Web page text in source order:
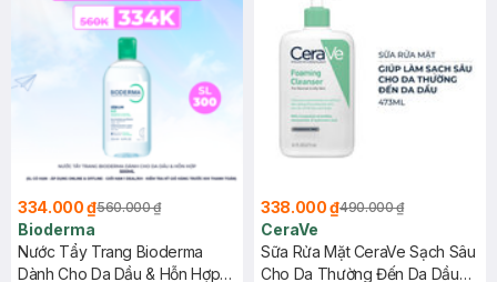
334.000 ₫560.000 ₫
Bioderma
Nước Tẩy Trang Bioderma
Dành Cho Da Dầu & Hỗn Hợp
338.000 ₫490.000 ₫
CeraVe
Sữa Rửa Mặt CeraVe Sạch Sâu
Cho Da Thường Đến Da Dầu